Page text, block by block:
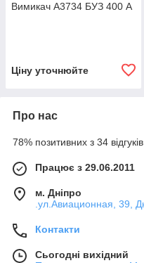
Вимикач А3734 БУЗ 400 А
Ціну уточнюйте
Про нас
78% позитивних з 34 відгуків
Працює з 29.06.2011
м. Дніпро
.ул.Авиационная, 39,
Контакти
Сьогодні вихідний